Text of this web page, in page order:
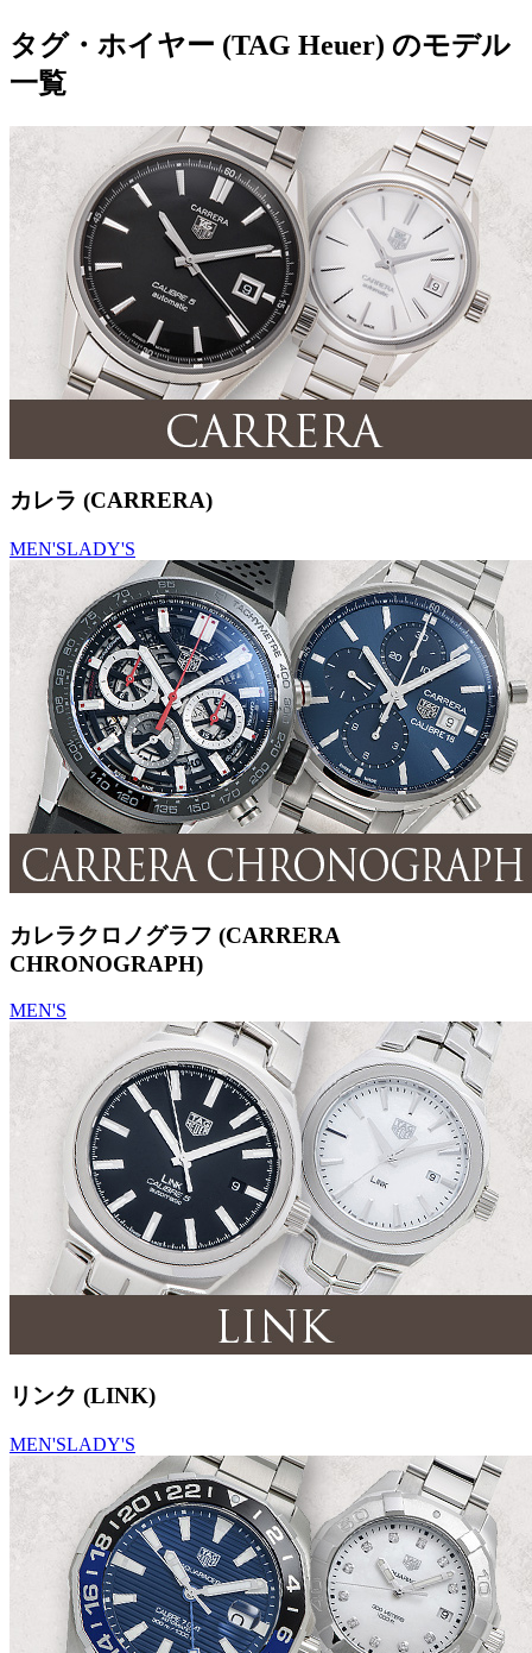
タグ・ホイヤー (TAG Heuer) のモデル
一覧
カレラ (CARRERA)
MEN'SLADY'S
カレラクロノグラフ (CARRERA
CHRONOGRAPH)
MEN'S
リンク (LINK)
MEN'SLADY'S